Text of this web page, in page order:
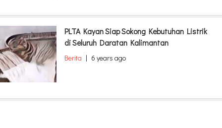
PLTA Kayan Siap Sokong Kebutuhan Listrik
di Seluruh Daratan Kalimantan
Berita | 6 years ago